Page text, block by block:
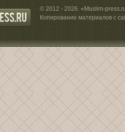
© 2012 - 2026. «Muslim-
Копирование материалов с